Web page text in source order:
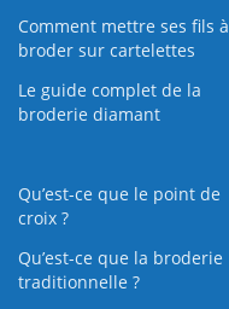
Comment mettre ses fils à
broder sur cartelettes
Le guide complet de la
broderie diamant
Qu’est-ce que le point de
croix ?
Qu’est-ce que la broderie
traditionnelle ?